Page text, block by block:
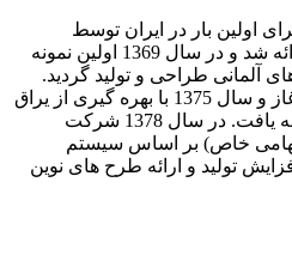
اولین بار در ایران توسط
مدیریت شرکت کم جا چوب ارائه شد و در سال 1369 اولین نمونه
آلمانی طراحی و تولید گردید.
تولید تخت تاشو از سال 1374 آغاز و سال 1375 با بهره گیری از یراق
آلات و جک های تولید داخل ادامه یافت. در سال 1378 شرکت
خاص) بر اساس سیستم
تولید و ارائه طرح های نوین